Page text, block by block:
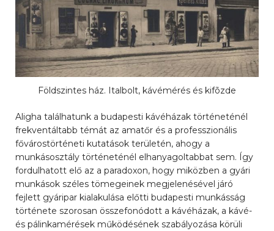
Földszintes ház. Italbolt, kávémérés és kifõzde
Aligha találhatunk a budapesti kávéházak történeténél
frekventáltabb témát az amatőr és a professzionális
fővárostörténeti kutatások területén, ahogy a
munkásosztály történeténél elhanyagoltabbat sem. Így
fordulhatott elő az a paradoxon, hogy miközben a gyári
munkások széles tömegeinek megjelenésével járó
fejlett gyáripar kialakulása előtti budapesti munkásság
története szorosan összefonódott a kávéházak, a kávé-
és pálinkamérések működésének szabályozása körüli